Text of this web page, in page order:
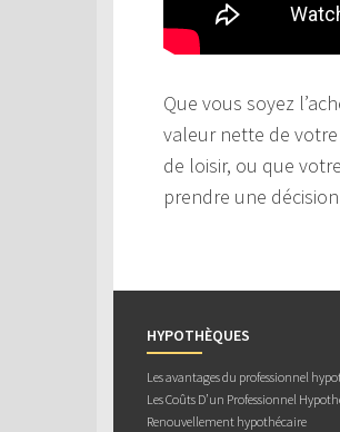
Que vous soyez
valeur nette de
de loisir, ou que
prendre une
HYPOTHÈQUES
Les avantages du professionnel
Les Coûts D’un Professionnel
Renouvellement hypothécaire